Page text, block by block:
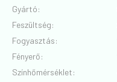
Gyártó:
Feszültség:
Fogyasztás:
Fényerő:
Színhőmérséklet: